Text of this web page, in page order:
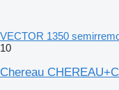
VECTOR 1350
10
Chereau